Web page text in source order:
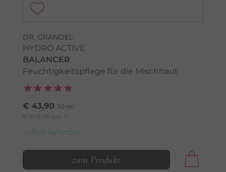
DR. GRANDEL
HYDRO ACTIVE
BALANCER
Feuchtigkeitspflege für die Mischhaut
€ 43,90 50 ml
€ 878,00 pro 1 l
sofort lieferbar
zum Produkt